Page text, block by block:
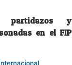
y
en el FIP